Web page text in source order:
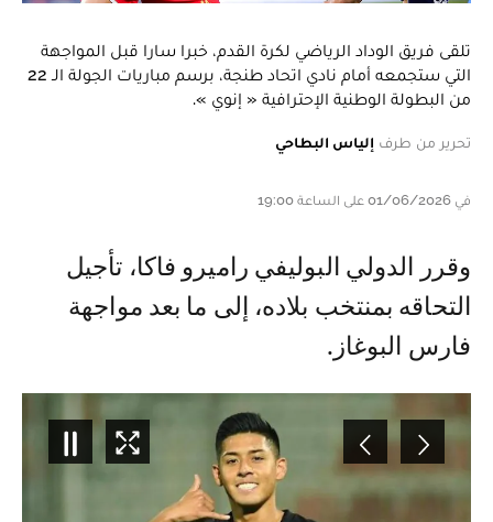
تلقى فريق الوداد الرياضي لكرة القدم، خبرا سارا قبل المواجهة
التي ستجمعه أمام نادي اتحاد طنجة، برسم مباريات الجولة الـ 22
من البطولة الوطنية الإحترافية « إنوي ».
تحرير من طرف إلياس البطاحي
في 01/06/2026 على الساعة 19:00
وقرر الدولي البوليفي راميرو فاكا، تأجيل
التحاقه بمنتخب بلاده، إلى ما بعد مواجهة
فارس البوغاز.